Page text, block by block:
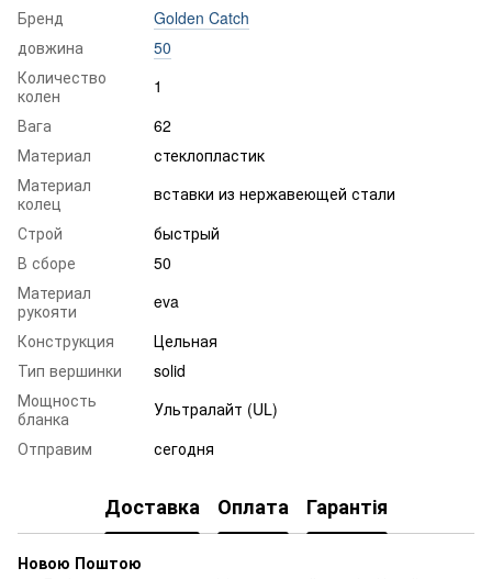
Бренд
Golden Catch
довжина
50
Количество
колен
1
Вага
62
Материал
стеклопластик
Материал
колец
вставки из нержавеющей стали
Строй
быстрый
В сборе
50
Материал
рукояти
eva
Конструкция
Цельная
Тип вершинки
solid
Мощность
бланка
Ультралайт (UL)
Отправим
сегодня
Доставка Оплата Гарантія
Новою Поштою